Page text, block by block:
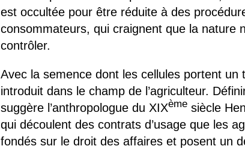
est occultée pour être réduite à des
consommateurs, qui craignent que la nature
contrôler.
Avec la semence dont les cellules portent
introduit dans le champ de l’agriculteur.
suggère l’anthropologue du XIXème siècle
qui découlent des contrats d’usage que les
fondés sur le droit des affaires et posent un